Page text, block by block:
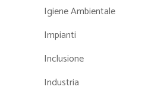
Igiene Ambientale
Impianti
Inclusione
Industria